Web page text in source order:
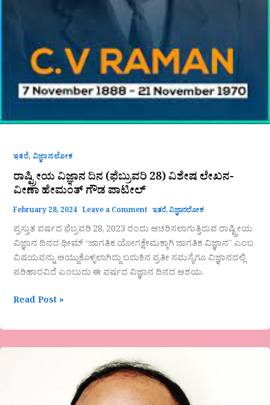
ಇತರೆ, ವಿಜ್ಞಾನಲೋಕ
ರಾಷ್ಟ್ರೀಯ ವಿಜ್ಞಾನ ದಿನ (ಫೆಬ್ರುವರಿ 28) ವಿಶೇಷ ಲೇಖನ-
ವೀಣಾ ಹೇಮಂತ್ ಗೌಡ ಪಾಟೀಲ್
February 28, 2024 Leave a Comment ಇತರೆ,ವಿಜ್ಞಾನಲೋಕ
ಪ್ರಸ್ತುತ ವರ್ಷದ ಫೆಬ್ರವರಿ 28, 2023 ರಂದು ಆಚರಿಸಲಾಗುತ್ತಿರುವ ರಾಷ್ಟ್ರೀಯ
ವಿಜ್ಞಾನ ದಿನದ ಥೀಮ್ “ಜಾಗತಿಕ ಯೋಗಕ್ಷೇಮಕ್ಕಾಗಿ ಜಾಗತಿಕ ವಿಜ್ಞಾನ” ಎಂಬ
ವಿಷಯವನ್ನು ಆಯ್ದುಕೊಳ್ಳಲಾಗಿದ್ದು ಬದುಕಿನ ಪ್ರತೀ ಸಮಸ್ಯೆಗೂ ವಿಜ್ಞಾನದಲ್ಲಿ
ಪರಿಹಾರವಿದೆ ಎಂಬುದು ಈ ವರ್ಷದ ವಿಜ್ಞಾನ ದಿನದ ಆಶಯ.
Read Post »